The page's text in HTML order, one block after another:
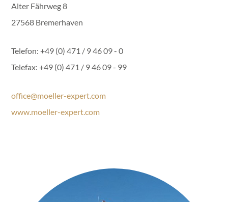
Alter Fährweg 8
27568 Bremerhaven
Telefon: +49 (0) 471 / 9 46 09 - 0
Telefax: +49 (0) 471 / 9 46 09 - 99
office@moeller-expert.com
www.moeller-expert.com